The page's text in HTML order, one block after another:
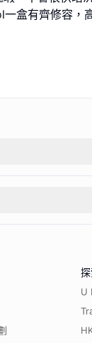
盒有齊修容，
U